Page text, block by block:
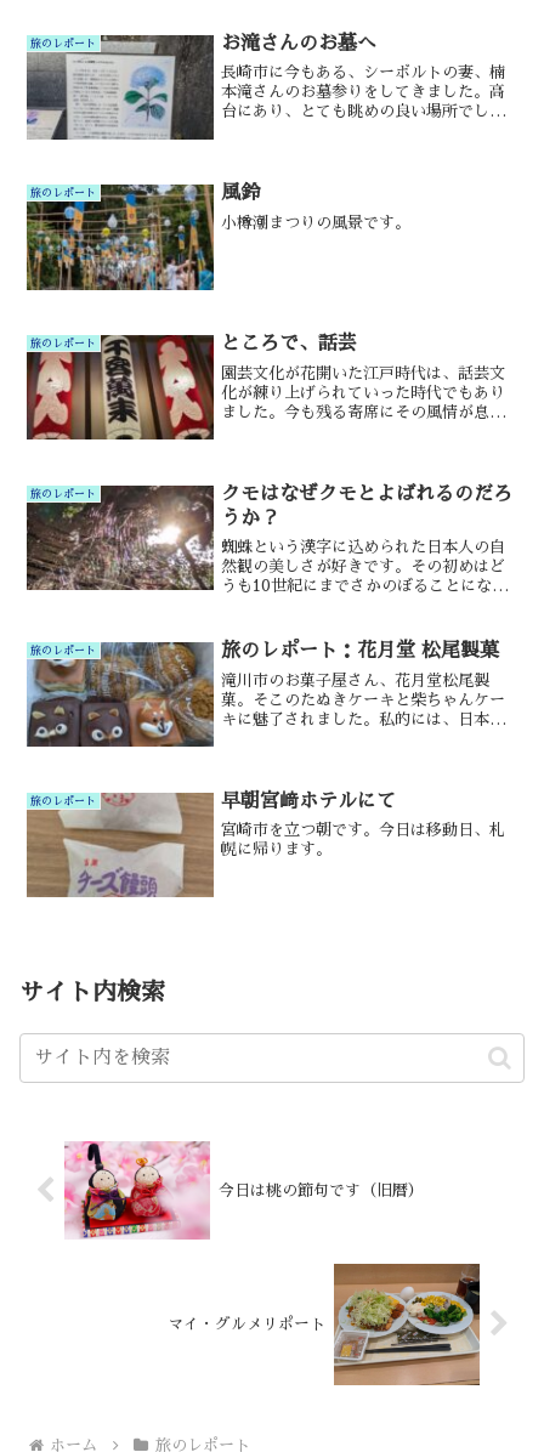
旅のレポート お滝さんのお墓へ
長崎市に今もある、シーボルトの妻、楠
本滝さんのお墓参りをしてきました。高
台にあり、とても眺めの良い場所でし
旅のレポート 風鈴
小樽潮まつりの風景です。
旅のレポート ところで、話芸
園芸文化が花開いた江戸時代は、話芸文
化が練り上げられていった時代でもあり
ました。今も残る寄席にその風情が息づ
旅のレポート
クモはなぜクモとよばれるのだろ
うか？
蜘蛛という漢字に込められた日本人の自
然観の美しさが好きです。その初めはど
うも10世紀にまでさかのぼることになり
旅のレポート 旅のレポート：花月堂 松尾製菓
滝川市のお菓子屋さん、花月堂松尾製
菓。そこのたぬきケーキと柴ちゃんケー
キに魅了されました。私的には、日本一
旅のレポート 早朝宮﨑ホテルにて
宮崎市を立つ朝です。今日は移動日、札
幌に帰ります。
サイト内検索
今日は桃の節句です（旧暦）
マイ・グルメリポート
ホーム 旅のレポート